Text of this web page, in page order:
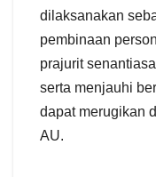
dilaksanakan
pembinaan
prajurit
serta menjauhi
dapat merugikan
AU.